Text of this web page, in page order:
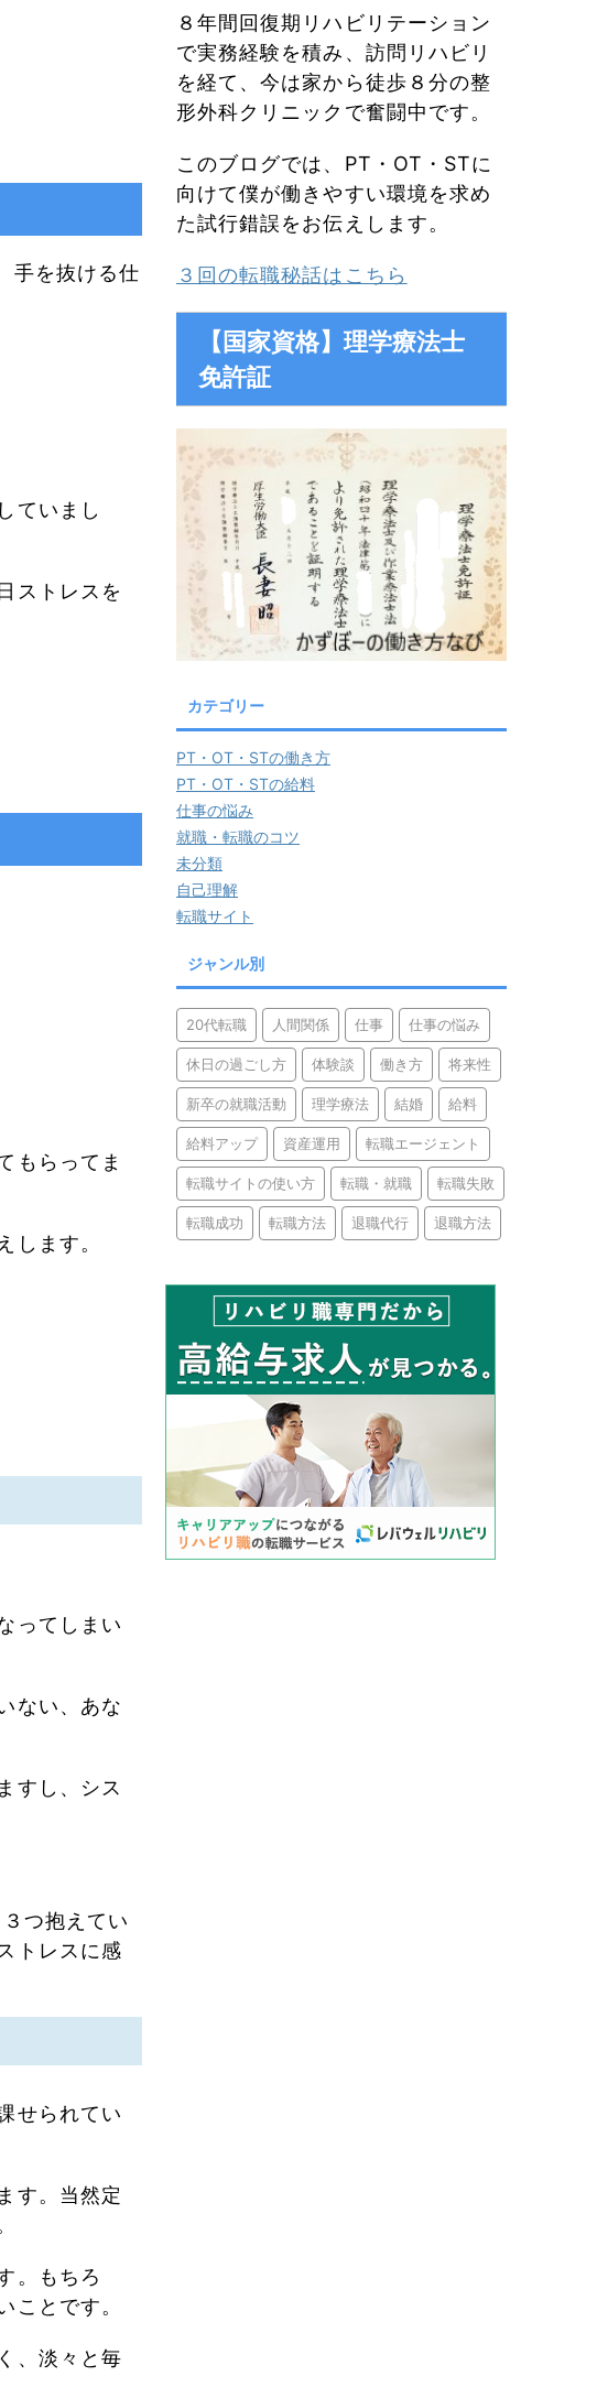
手を抜ける仕
ていまし
ストレスを
もらってま
します。
ってしまい
ない、あな
すし、シス
つ抱えてい
トレスに感
せられてい
す。当然定
。もちろ
ことです。
、淡々と毎
８年間回復期リハビリテーション
で実務経験を積み、訪問リハビリ
を経て、今は家から徒歩８分の整
形外科クリニックで奮闘中です。
このブログでは、PT・OT・STに
向けて僕が働きやすい環境を求め
た試行錯誤をお伝えします。
３回の転職秘話はこちら
【国家資格】理学療法士
免許証
カテゴリー
PT・OT・STの働き方
PT・OT・STの給料
仕事の悩み
就職・転職のコツ
未分類
自己理解
転職サイト
ジャンル別
20代転職 人間関係 仕事 仕事の悩み
休日の過ごし方 体験談 働き方 将来性
新卒の就職活動 理学療法 結婚 給料
給料アップ 資産運用 転職エージェント
転職サイトの使い方 転職・就職 転職失敗
転職成功 転職方法 退職代行 退職方法